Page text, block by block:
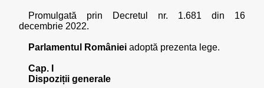
Promulgată prin Decretul nr. 1.681 din 16
decembrie 2022.
Parlamentul României adoptă prezenta lege.
Cap. I
Dispoziții generale